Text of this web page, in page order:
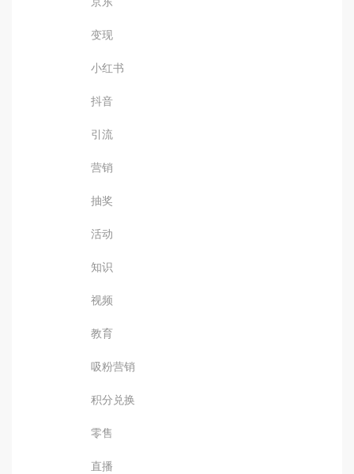
变现
小红书
抖音
引流
营销
抽奖
活动
知识
视频
教育
吸粉营销
积分兑换
零售
直播